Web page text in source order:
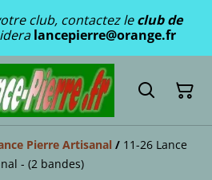
club, contactez leclub de
lancepierre@orange.fr
Pierre Artisanal / 11-26 Lance
- (2 bandes)